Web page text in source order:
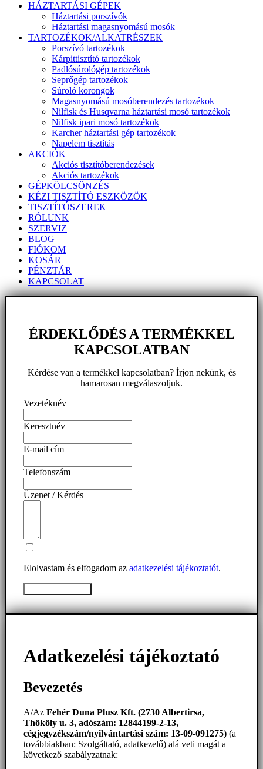
HÁZTARTÁSI GÉPEK
Háztartási porszívók
Háztartási magasnyomású mosók
TARTOZÉKOK/ALKATRÉSZEK
Porszívó tartozékok
Kárpittisztító tartozékok
Padlósúrológép tartozékok
Seprőgép tartozékok
Súroló korongok
Magasnyomású mosóberendezés tartozékok
Nilfisk és Husqvarna háztartási mosó tartozékok
Nilfisk ipari mosó tartozékok
Karcher háztartási gép tartozékok
Napelem tisztítás
AKCIÓK
Akciós tisztítóberendezések
Akciós tartozékok
GÉPKÖLCSÖNZÉS
KÉZI TISZTÍTÓ ESZKÖZÖK
TISZTÍTÓSZEREK
RÓLUNK
SZERVIZ
BLOG
FIÓKOM
KOSÁR
PÉNZTÁR
KAPCSOLAT
ÉRDEKLŐDÉS A TERMÉKKEL
KAPCSOLATBAN
Kérdése van a termékkel kapcsolatban? Írjon nekünk, és
hamarosan megválaszoljuk.
Vezetéknév
Keresztnév
E-mail cím
Telefonszám
Üzenet / Kérdés
Elolvastam és elfogadom az adatkezelési tájékoztatót.
Adatkezelési tájékoztató
Bevezetés
A/Az Fehér Duna Plusz Kft. (2730 Albertirsa,
Thököly u. 3, adószám: 12844199-2-13,
cégjegyzékszám/nyilvántartási szám: 13-09-091275) (a
továbbiakban: Szolgáltató, adatkezelő) alá veti magát a
következő szabályzatnak: